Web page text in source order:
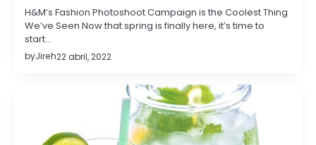
H&M’s Fashion Photoshoot Campaign is the Coolest Thing
We’ve Seen Now that spring is finally here, it’s time to
start…
byJireh22 abril, 2022